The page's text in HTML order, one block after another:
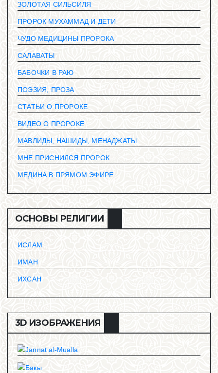
ЗОЛОТАЯ СИЛЬСИЛЯ
ПРОРОК МУХАММАД И ДЕТИ
ЧУДО МЕДИЦИНЫ ПРОРОКА
САЛАВАТЫ
БАБОЧКИ В РАЮ
ПОЭЗИЯ, ПРОЗА
СТАТЬИ О ПРОРОКЕ
ВИДЕО О ПРОРОКЕ
МАВЛИДЫ, НАШИДЫ, МЕНАДЖАТЫ
МНЕ ПРИСНИЛСЯ ПРОРОК
МЕДИНА В ПРЯМОМ ЭФИРЕ
ОСНОВЫ РЕЛИГИИ
ИСЛАМ
ИМАН
ИХСАН
3D ИЗОБРАЖЕНИЯ